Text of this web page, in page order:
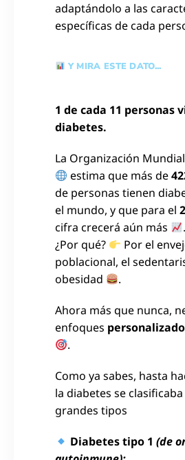
adaptándolo a las
específicas de cada
Y MIRA ESTE DATO...
1 de cada 11 personas
diabetes.
La Organización
estima que más de
de personas tienen
el mundo, y que para el
cifra crecerá aún más
.
¿Por qué?
Por el
poblacional, el
obesidad
.
Ahora más que nunca,
enfoques
.
Como ya sabes, hasta
la diabetes se
grandes tipos
Diabetes tipo 1(de